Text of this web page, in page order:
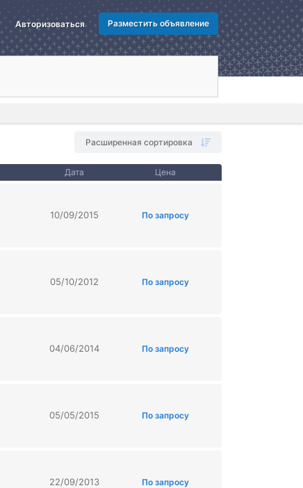
Авторизоваться Разместить объявление
Расширенная сортировка
Дата Цена
10/09/2015 По запросу
05/10/2012 По запросу
04/06/2014 По запросу
05/05/2015 По запросу
22/09/2013 По запросу